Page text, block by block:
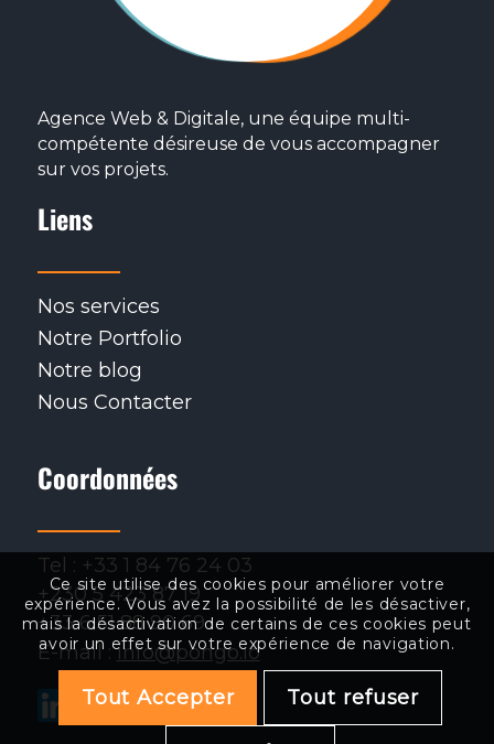
Agence Web & Digitale, une équipe multi-
compétente désireuse de vous accompagner
sur vos projets.
Liens
Nos services
Notre Portfolio
Notre blog
Nous Contacter
Coordonnées
Tel : +33 1 84 76 24 03
+230 5 423 87 19
+33 6 51 88 90 69
E-mail :info@pongo.io
. . . .
Ce site utilise des cookies pour améliorer votre
expérience. Vous avez la possibilité de les désactiver,
mais la désactivation de certains de ces cookies peut
avoir un effet sur votre expérience de navigation.
Tout Accepter Tout refuser